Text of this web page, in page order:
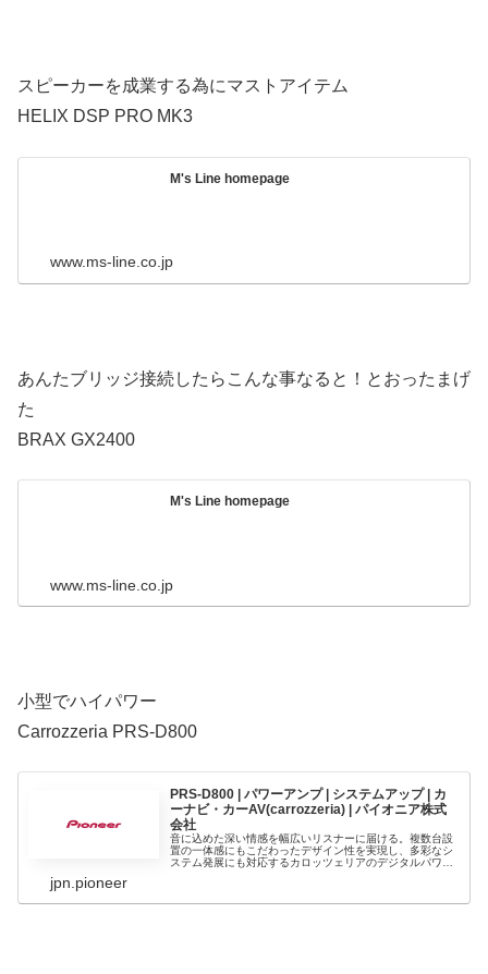
スピーカーを成業する為にマストアイテム
HELIX DSP PRO MK3
M's Line homepage
www.ms-line.co.jp
あんたブリッジ接続したらこんな事なると！とおったまげ
た
BRAX GX2400
M's Line homepage
www.ms-line.co.jp
小型でハイパワー
Carrozzeria PRS-D800
PRS-D800 | パワーアンプ | システムアップ | カ
ーナビ・カーAV(carrozzeria) | パイオニア株式
会社
音に込めた深い情感を幅広いリスナーに届ける。複数台設
置の一体感にもこだわったデザイン性を実現し、多彩なシ
ステム発展にも対応するカロッツェリアのデジタルパワー
jpn.pioneer